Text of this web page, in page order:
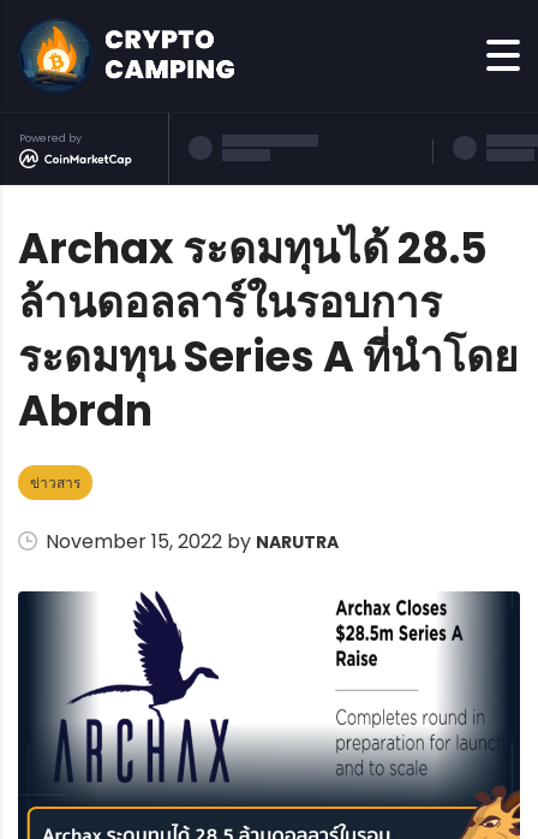
Powered by
Archax ระดมทุนได้ 28.5
ล้านดอลลาร์ในรอบการ
ระดมทุน Series A ที่นำโดย
Abrdn
ข่าวสาร
November 15, 2022 by NARUTRA